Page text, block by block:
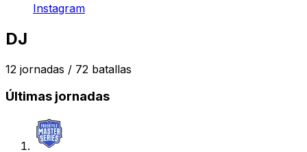
Instagram
DJ
12 jornadas / 72 batallas
Últimas jornadas